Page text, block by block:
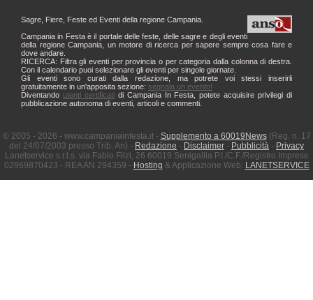
Sagre, Fiere, Feste ed Eventi della regione Campania.
Campania in Festa è il portale delle feste, delle sagre e degli eventi
della regione Campania, un motore di ricerca per sapere sempre cosa fare e
dove andare.
RICERCA: Filtra gli eventi per provincia o per categoria dalla colonna di destra.
Con il calendario puoi selezionare gli eventi per singole giornate.
Gli eventi sono curati dalla redazione, ma potrete voi stessi inserirli
gratuitamente in un'apposita sezione: segnala un evento!
Diventando utenti certificatidi Campania In Festa, potete acquisire privilegi di
pubblicazione autonoma di eventi, articoli e commenti.
© 2005 - 2026 - www.campaniainfesta.it - Supplemento a 60019News(Reg. n. 17
del 24/07/2003 presso Trib. An) - Redazione - Disclaimer - Pubblicità - Privacy
Lanetservice s.r.l.s. via Fabio Filzi, 26 60019 Senigallia P.I./C.F./Registro Imprese
02969870423 - REA AN 294359 - Hosting & Applicazione Web: LANETSERVICE